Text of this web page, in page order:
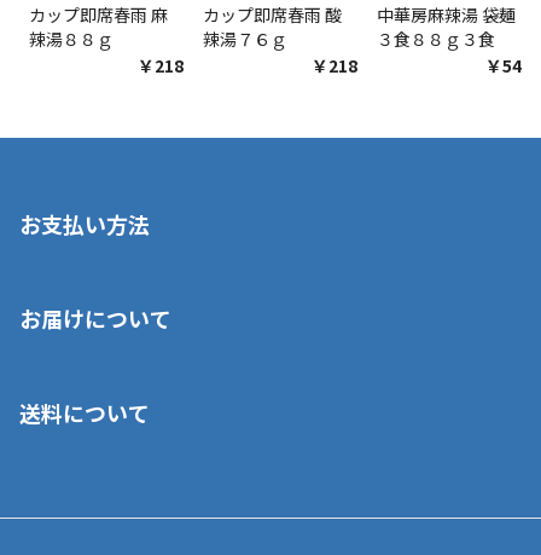
カップ即席春雨 麻
辣湯８８ｇ
￥218
カップ即席春雨 酸
辣湯７６ｇ
￥218
中華房麻辣湯 袋麺
３食８８ｇ３食
￥548
お支払い方法
いいただくことはできません。ご了承ください。
■代金引換(代引)※手数料がかかります
お届けについて
ご注文が確認出来次第、1～4営業日に発送いたします。「お取り
業日にてお引渡しとなります。(離島などの場合、例外もあります)
送料について